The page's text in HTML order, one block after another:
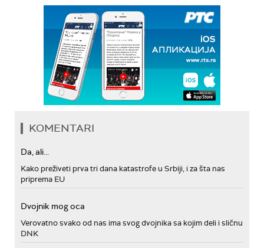
KOMENTARI
Da, ali...
Kako preživeti prva tri dana katastrofe u Srbiji, i za šta nas
priprema EU
Dvojnik mog oca
Verovatno svako od nas ima svog dvojnika sa kojim deli i sličnu
DNK